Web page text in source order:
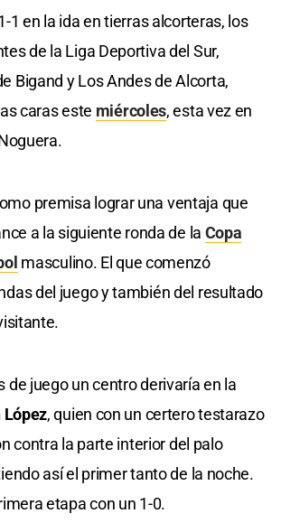
1 en la ida en tierras alcorteras, los
de la Liga Deportiva del Sur,
Bigand y Los Andes de Alcorta,
caras este miércoles, esta vez en
premisa lograr una ventaja que
a la siguiente ronda de la Copa
masculino. El que comenzó
del juego y también del resultado
de juego un centro derivaría en la
López, quien con un certero testarazo
contra la parte interior del palo
así el primer tanto de la noche.
etapa con un 1-0.